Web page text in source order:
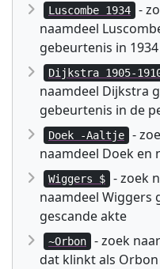
Luscombe 1934
-
naamdeel
gebeurtenis in 1934
Dijkstra 1905-
naamdeel Dijkstra
gebeurtenis in de
Doek -Aaltje
-
naamdeel Doek en
Wiggers $
- zoek
naamdeel Wiggers
gescande akte
~Orbon
- zoek
dat klinkt als Orbon